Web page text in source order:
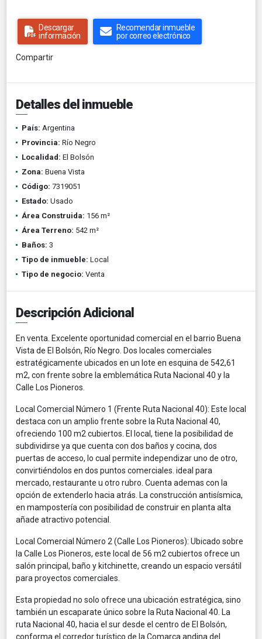
Descargar
información
Recomendar inmueble
por correo electrónico
Compartir
Detalles del inmueble
País: Argentina
Provincia: Río Negro
Localidad: El Bolsón
Zona: Buena Vista
Código: 7319051
Estado: Usado
Área Construida: 156 m²
Área Terreno: 542 m²
Baños: 3
Tipo de inmueble: Local
Tipo de negocio: Venta
Descripción Adicional
En venta. Excelente oportunidad comercial en el barrio Buena
Vista de El Bolsón, Río Negro. Dos locales comerciales
estratégicamente ubicados en un lote en esquina de 542,61
m2, con frente sobre la emblemática Ruta Nacional 40 y la
Calle Los Pioneros.
Local Comercial Número 1 (Frente Ruta Nacional 40): Este local
destaca con un amplio frente sobre la Ruta Nacional 40,
ofreciendo 100 m2 cubiertos. El local, tiene la posibilidad de
subdividirse ya que cuenta con dos baños y cocina, dos
puertas de acceso, lo cual permite independizar uno de otro,
convirtiéndolos en dos puntos comerciales. ideal para
mercado, restaurante u otro rubro. Cuenta ademas con la
opción de extenderlo hacia atrás. La construcción antisísmica,
en mampostería con posibilidad de construir en planta alta
añade atractivo potencial.
Local Comercial Número 2 (Calle Los Pioneros): Ubicado sobre
la Calle Los Pioneros, este local de 56 m2 cubiertos ofrece un
salón principal, baño y kitchinette, creando un espacio versátil
para proyectos comerciales.
Esta propiedad no solo ofrece una ubicación estratégica, sino
también un escaparate único sobre la Ruta Nacional 40. La
ruta Nacional 40, hacia el sur desde el centro de El Bolsón,
conforma el corredor turístico de la Comarca andina del